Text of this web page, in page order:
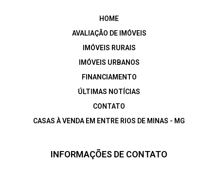
HOME
AVALIAÇÃO DE IMÓVEIS
IMÓVEIS RURAIS
IMÓVEIS URBANOS
FINANCIAMENTO
ÚLTIMAS NOTÍCIAS
CONTATO
CASAS À VENDA EM ENTRE RIOS DE MINAS - MG
INFORMAÇÕES DE CONTATO